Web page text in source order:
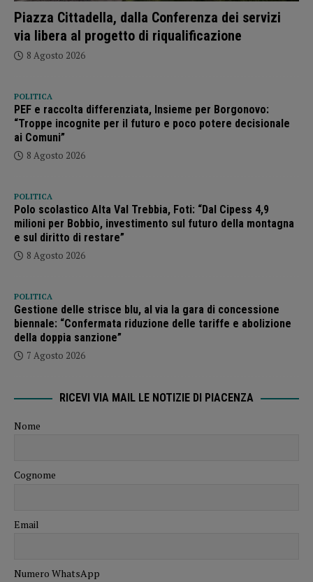
Piazza Cittadella, dalla Conferenza dei servizi
via libera al progetto di riqualificazione
8 Agosto 2026
POLITICA
PEF e raccolta differenziata, Insieme per Borgonovo:
“Troppe incognite per il futuro e poco potere decisionale
ai Comuni”
8 Agosto 2026
POLITICA
Polo scolastico Alta Val Trebbia, Foti: “Dal Cipess 4,9
milioni per Bobbio, investimento sul futuro della montagna
e sul diritto di restare”
8 Agosto 2026
POLITICA
Gestione delle strisce blu, al via la gara di concessione
biennale: “Confermata riduzione delle tariffe e abolizione
della doppia sanzione”
7 Agosto 2026
RICEVI VIA MAIL LE NOTIZIE DI PIACENZA
Nome
Cognome
Email
Numero WhatsApp